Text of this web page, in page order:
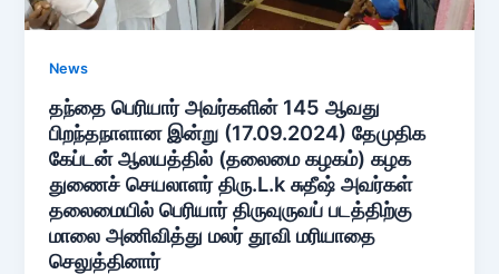
News
தந்தை பெரியார் அவர்களின் 145 ஆவது
பிறந்தநாளான இன்று (17.09.2024) தேமுதிக
கேப்டன் ஆலயத்தில் (தலைமை கழகம்) கழக
துணைச் செயலாளர் திரு.L.k சுதீஷ் அவர்கள்
தலைமையில் பெரியார் திருவுருவப் படத்திற்கு
மாலை அணிவித்து மலர் தூவி மரியாதை
செலுத்தினார்